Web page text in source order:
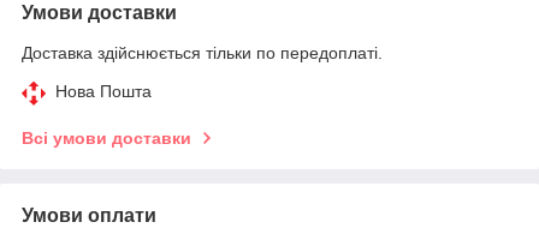
Умови доставки
Доставка здійснюється тільки по передоплаті.
Нова Пошта
Всі умови доставки
Умови оплати